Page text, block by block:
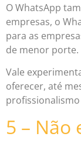
O WhatsApp
empresas, o
para as
de menor porte.
Vale
oferecer, até
5 – Não